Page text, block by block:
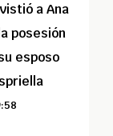
a Ana
posesión
esposo